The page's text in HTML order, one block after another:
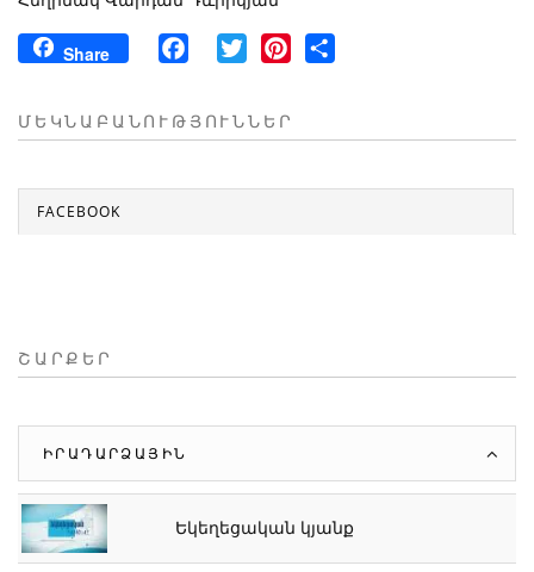
Share FacebookTwitter Pinterest
ՄԵԿՆԱԲԱՆՈՒԹՅՈՒՆՆԵՐ
FACEBOOK
ՇԱՐՔԵՐ
ԻՐԱԴԱՐՁԱՅԻՆ
Եկեղեցական կյանք